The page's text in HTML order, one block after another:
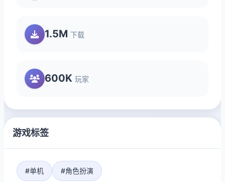
1.5M 下载
600K 玩家
游戏标签
#单机 #角色扮演